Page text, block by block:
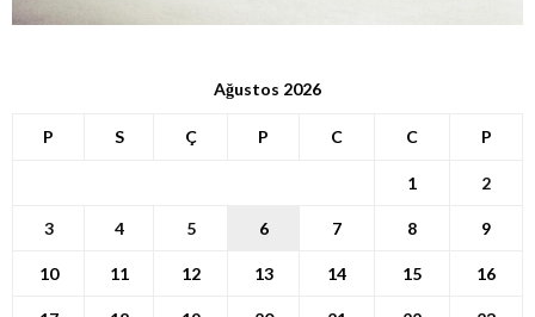
Ağustos 2026
P S Ç P C C P
1 2
3 4 5 6 7 8 9
10 11 12 13 14 15 16